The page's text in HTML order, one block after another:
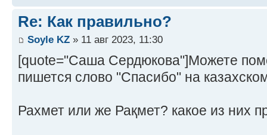
Re: Как правильно?
Soyle KZ » 11 авг 2023, 11:30
[quote="Саша Сердюкова"]Можете
пишется слово "Спасибо" на
Рахмет или же Рақмет? какое из них